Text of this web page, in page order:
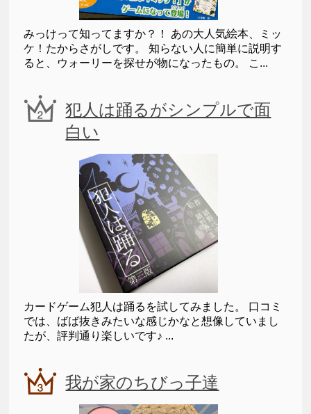
みっけって知ってますか？！ あの大人気絵本、ミッ
ケ！たからさがしです。 知らない人に簡単に説明す
ると、ウォーリーを探せが物になったもの。 こ...
犯人は踊るがシンプルで面
白い
カードゲーム犯人は踊るを試してみました。 口コミ
では、ばば抜きみたいな感じかなと想像していまし
たが、評判通り楽しいです♪ ...
我が家のちびっ子達